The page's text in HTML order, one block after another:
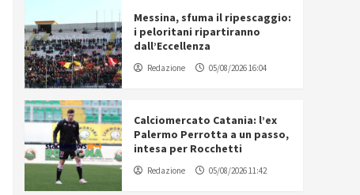
Messina, sfuma il ripescaggio:
i peloritani ripartiranno
dall’Eccellenza
Redazione 05/08/2026 16:04
Calciomercato Catania: l’ex
Palermo Perrotta a un passo,
intesa per Rocchetti
Redazione 05/08/2026 11:42